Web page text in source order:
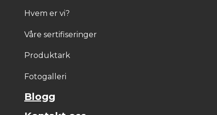
Hvem er vi?
Våre sertifiseringer
Produktark
Fotogalleri
Blogg